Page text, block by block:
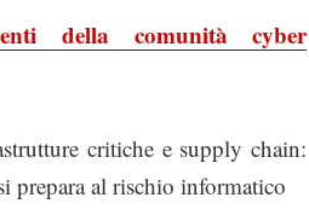
della comunità cyber
critiche e supply chain:
prepara al rischio informatico